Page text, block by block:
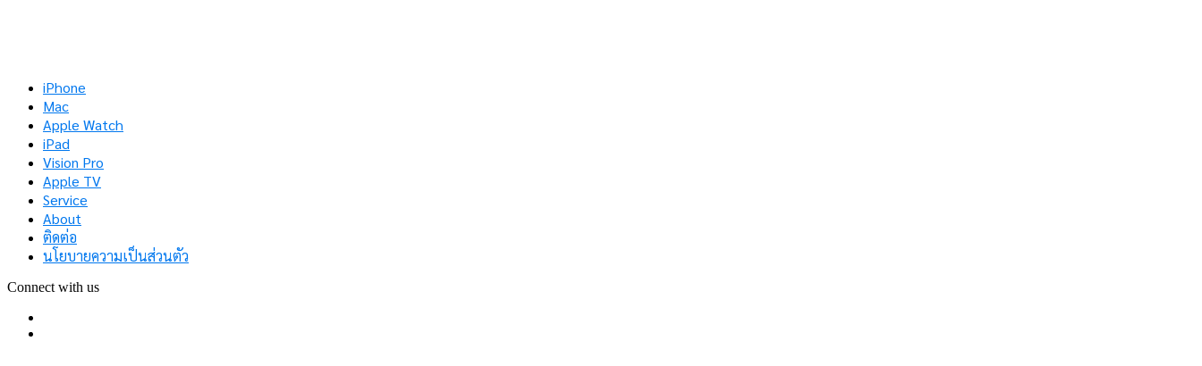
iPhone
Mac
Apple Watch
iPad
Vision Pro
Apple TV
Service
About
ติดต่อ
นโยบายความเป็นส่วนตัว
Connect with us